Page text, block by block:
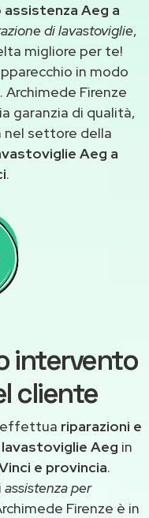
Aeg a
di lavastoviglie,
migliore per te!
in modo
Firenze
garanzia di qualità,
nel settore della
Aeg a
.
intervento
cliente
effettua riparazioni e
Aeg in
e provincia.
assistenza per
Firenze è in